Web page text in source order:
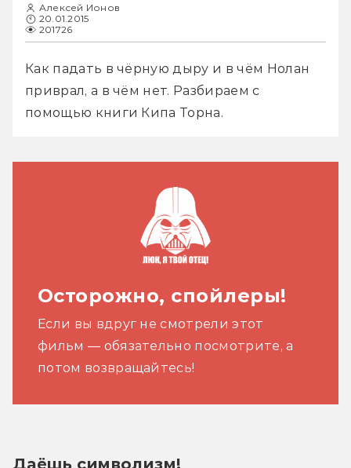
Алексей Ионов
20.01.2015
201726
Как падать в чёрную дыру и в чём Нолан
приврал, а в чём нет. Разбираем с
помощью книги Кипа Торна.
Осторожно, спойлеры!
Если вы вдруг не смотрели этот
фильм — обязательно посмотрите, а
потом возвращайтесь!
Даёшь символизм!